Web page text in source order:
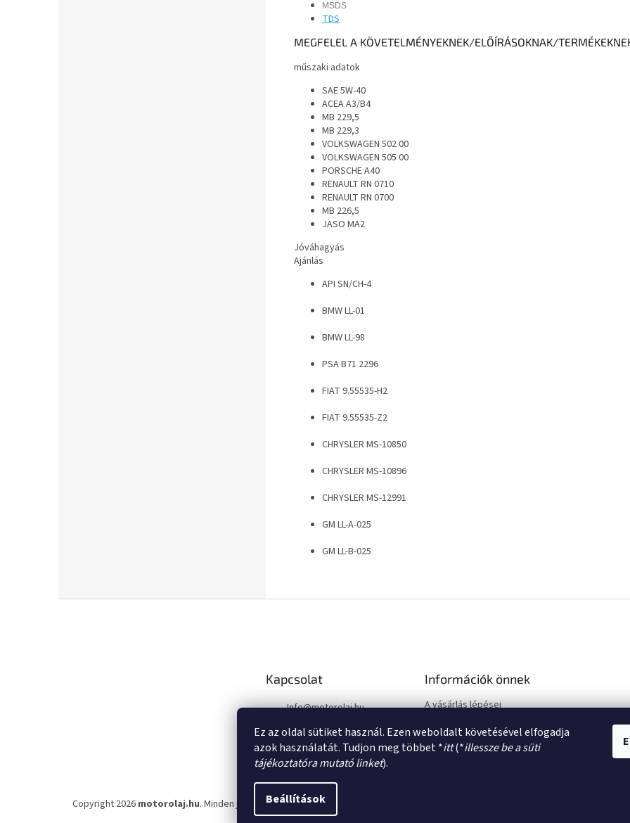
Ez az oldal sütiket használ. Ezen weboldalt követésével elfogadja
azok használatát. Tudjon meg többet *itt(*illessze be a süti
tájékoztatóra mutató linket).
Beállítások
MSDS
TDS
MEGFELEL A KÖVETELMÉNYEKNEK/ELŐÍRÁSOKNAK/
műszaki adatok
SAE 5W-40
ACEA A3/B4
MB 229,5
MB 229,3
VOLKSWAGEN 502 00
VOLKSWAGEN 505 00
PORSCHE A40
RENAULT RN 0710
RENAULT RN 0700
MB 226,5
JASO MA2
Jóváhagyás
Ajánlás
API SN/CH-4
BMW LL-01
BMW LL-98
PSA B71 2296
FIAT 9.55535-H2
FIAT 9.55535-Z2
CHRYSLER MS-10850
CHRYSLER MS-10896
CHRYSLER MS-12991
GM LL-A-025
GM LL-B-025
Kapcsolat
Info@motorolaj.hu
Információk önnek
A vásárlás lépései
Adatkezelési tájékoztató
Copyright 2026 motorolaj.hu. Minden jog fenntartva.